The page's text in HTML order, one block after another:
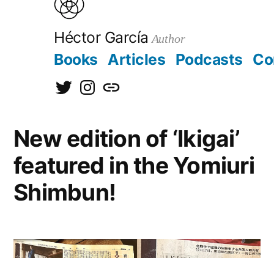
Héctor García Author
Books Articles Podcasts
@hectorgarciaorg
@kirainet
[日
語]
New edition of ‘Ikigai’
featured in the Yomiuri
Shimbun!